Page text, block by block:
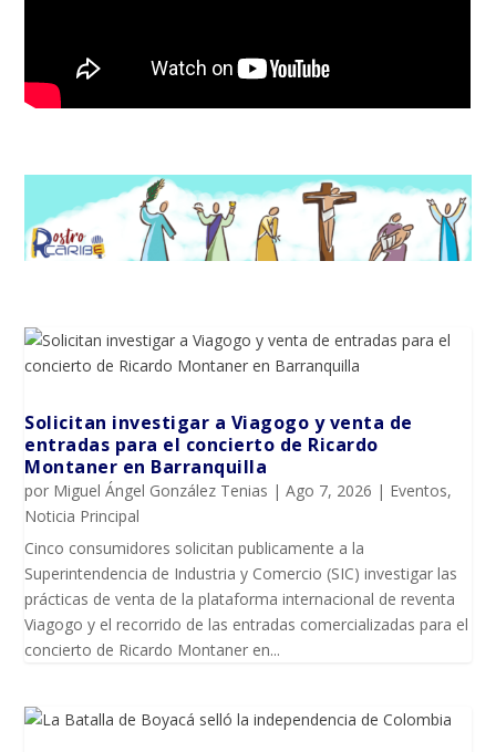
Solicitan investigar a Viagogo y venta de
entradas para el concierto de Ricardo
Montaner en Barranquilla
por Miguel Ángel González Tenias |Ago 7, 2026 | Eventos,
Noticia Principal
Cinco consumidores solicitan publicamente a la
Superintendencia de Industria y Comercio (SIC) investigar las
prácticas de venta de la plataforma internacional de reventa
Viagogo y el recorrido de las entradas comercializadas para el
concierto de Ricardo Montaner en...